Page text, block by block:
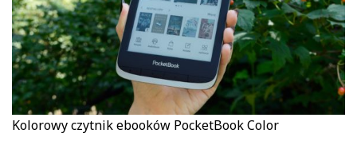
Kolorowy czytnik ebooków PocketBook Color